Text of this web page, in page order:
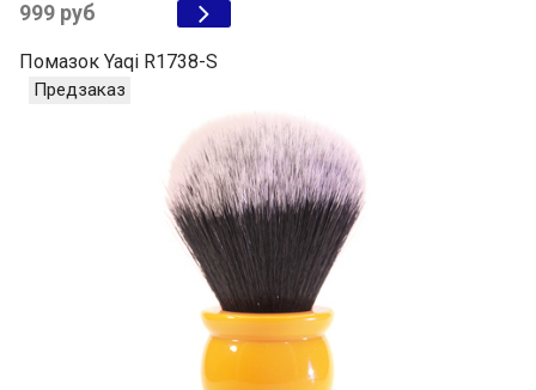
999 руб
Помазок Yaqi R1738-S
Предзаказ